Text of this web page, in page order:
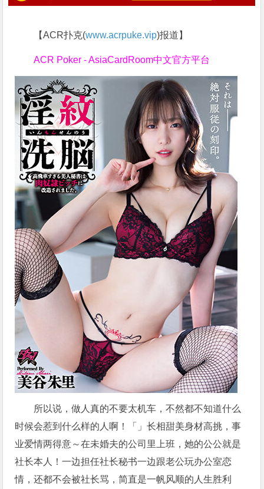
【ACR扑克(www.acrpuke.vip)报道】
ACR Poker - AsiaCardRoom中文官方平台
所以说，做人真的不要太机车，不然都不知道什么
时候会惹到什么样的人啊！「」长相甜美身材高挑，事
业爱情两得意～在未婚夫的公司里上班，她的公公就是
社长本人！一边担任社长秘书一边跟老公玩办公室恋
情，还都不会被社长骂，简直是一帆风顺的人生胜利